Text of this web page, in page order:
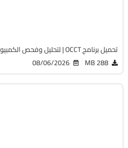
تحميل برنامج OCCT | لتحليل وفحص الكمبيوتر
288 MB
08/06/2026